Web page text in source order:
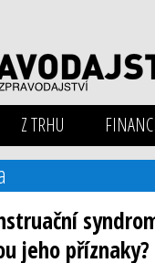
Z TRHU
jeho příznaky?